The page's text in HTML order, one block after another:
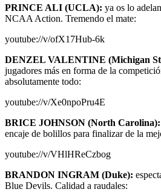
PRINCE ALI (UCLA): ya os lo
NCAA Action. Tremendo el mate:
youtube://v/ofX17Hub-6k
DENZEL VALENTINE (Michigan
jugadores más en forma de la
absolutamente todo:
youtube://v/Xe0npoPru4E
BRICE JOHNSON (North Carolina):
encaje de bolillos para finalizar de la
youtube://v/VHlHReCzbog
BRANDON INGRAM (Duke):
Blue Devils. Calidad a raudales: